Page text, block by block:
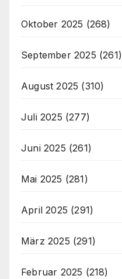
Oktober 2025 (268)
September 2025 (261)
August 2025 (310)
Juli 2025 (277)
Juni 2025 (261)
Mai 2025 (281)
April 2025 (291)
März 2025 (291)
Februar 2025 (218)